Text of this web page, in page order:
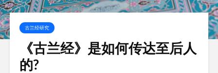
古兰经研究
《古兰经》是如何传达至后人
的?